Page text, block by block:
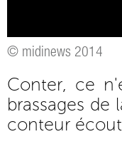
© midinews 2014
Conter, ce
brassages de
conteur